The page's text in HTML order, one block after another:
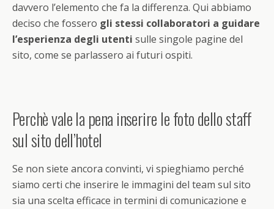
davvero l’elemento che fa la differenza. Qui abbiamo
deciso che fossero gli stessi collaboratori a guidare
l’esperienza degli utenti sulle singole pagine del
sito, come se parlassero ai futuri ospiti.
Perchè vale la pena inserire le foto dello staff
sul sito dell’hotel
Se non siete ancora convinti, vi spieghiamo perché
siamo certi che inserire le immagini del team sul sito
sia una scelta efficace in termini di comunicazione e